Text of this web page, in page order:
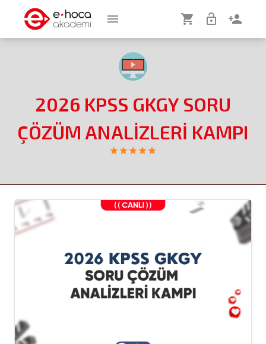
menu shopping_cart lock_open person_add
2026 KPSS GKGY SORU
ÇÖZÜM ANALİZLERİ KAMPI
starstarstarstarstar